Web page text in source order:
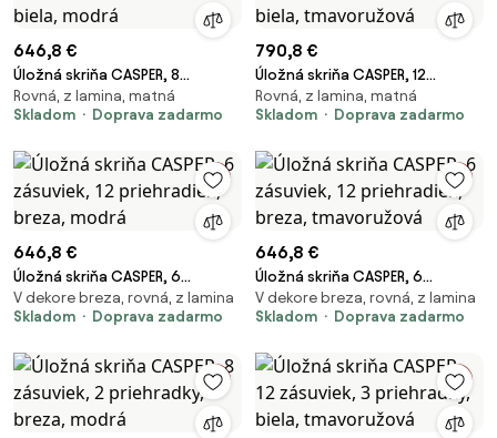
646,8 €
Úložná skriňa CASPER, 8
zásuviek, 2 priehradky, biela,
modrá
Rovná, z lamina, matná
Skladom
Doprava zadarmo
790,8 €
Úložná skriňa CASPER, 12
zásuviek, 3 priehradky, biela,
tmavoružová
Rovná, z lamina, matná
Skladom
Doprava zadarmo
646,8 €
Úložná skriňa CASPER, 6
zásuviek, 12 priehradiek, breza,
modrá
V dekore breza, rovná, z lamina
Skladom
Doprava zadarmo
646,8 €
Úložná skriňa CASPER, 6
zásuviek, 12 priehradiek, breza,
tmavoružová
V dekore breza, rovná, z lamina
Skladom
Doprava zadarmo